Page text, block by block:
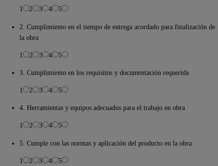
1 2 3 4 5
2. Cumplimiento en el tiempo de entrega acordado para finalización de
la obra
1 2 3 4 5
3. Cumplimiento en los requisitos y documentación requerida
1 2 3 4 5
4. Herramientas y equipos adecuados para el trabajo en obra
1 2 3 4 5
5. Cumple con las normas y aplicación del producto en la obra
1 2 3 4 5